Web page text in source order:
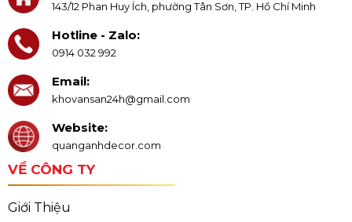
143/12 Phan Huy Ích, phường Tân Sơn, TP. Hồ Chí Minh
Hotline - Zalo:
0914 032 992
Email:
khovansan24h@gmail.com
Website:
quanganhdecor.com
VỀ CÔNG TY
Giới Thiệu